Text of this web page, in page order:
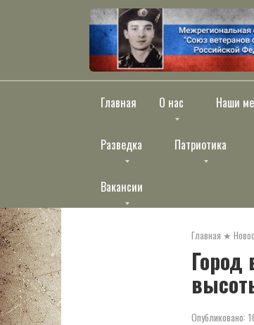
Главная О нас Наши
Разведка Патриотика
Вакансии
Главная ★
Опубликовано: